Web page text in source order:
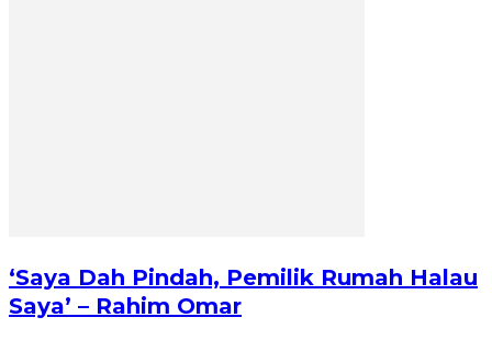
‘Saya Dah Pindah, Pemilik Rumah Halau
Saya’ – Rahim Omar